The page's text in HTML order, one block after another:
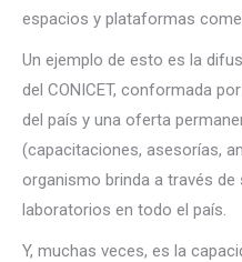
espacios y plataformas
Un ejemplo de esto es la
del CONICET, conformada
del país y una oferta
(capacitaciones, asesorías,
organismo brinda a través
laboratorios en todo el país.
Y, muchas veces, es la